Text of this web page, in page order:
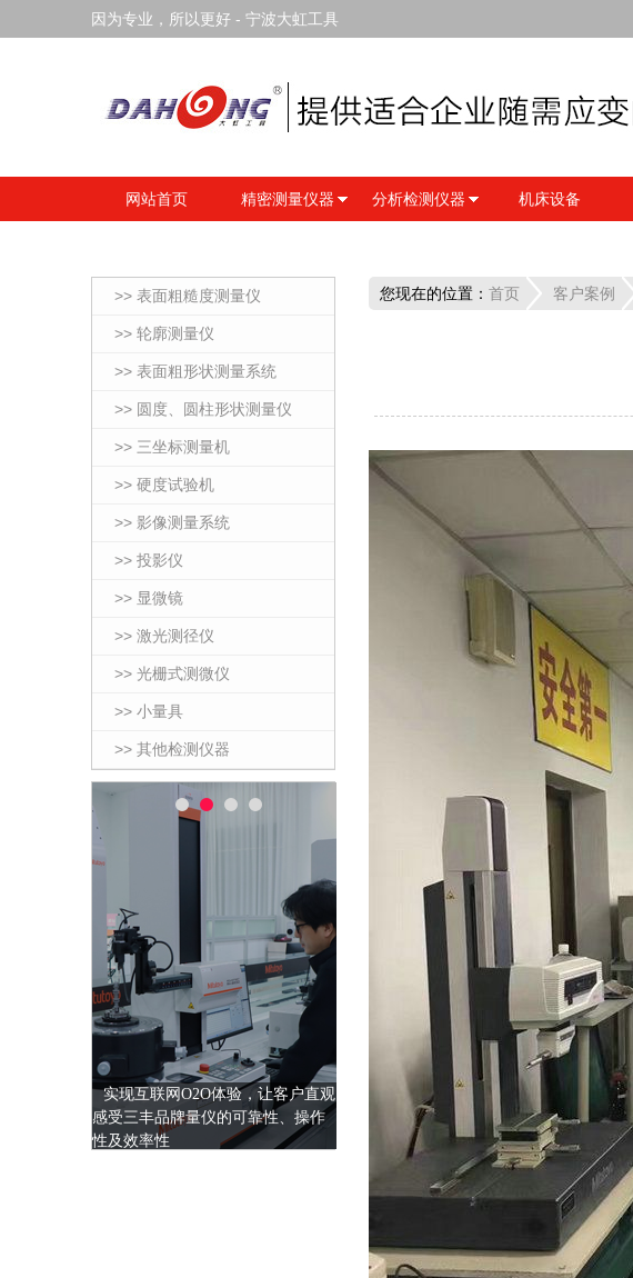
因为专业，所以更好 - 宁波大虹工具
网站首页 精密测量仪器 分析检测仪器 机床设备
>> 表面粗糙度测量仪
>> 轮廓测量仪
>> 表面粗形状测量系统
>> 圆度、圆柱形状测量仪
>> 三坐标测量机
>> 硬度试验机
>> 影像测量系统
>> 投影仪
>> 显微镜
>> 激光测径仪
>> 光栅式测微仪
>> 小量具
>> 其他检测仪器
实现互联网O2O体验，让客户直观
感受三丰品牌量仪的可靠性、操作
性及效率性
您现在的位置： 首页 客户案例